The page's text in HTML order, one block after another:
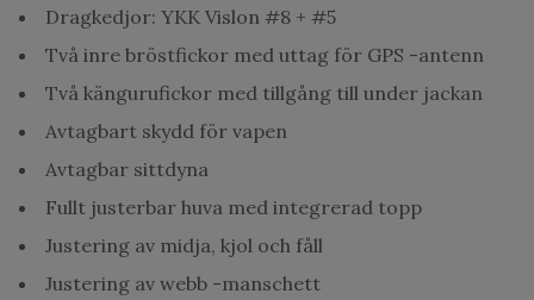
Dragkedjor: YKK Vislon #8 + #5
Två inre bröstfickor med uttag för GPS -antenn
Två kängurufickor med tillgång till under jackan
Avtagbart skydd för vapen
Avtagbar sittdyna
Fullt justerbar huva med integrerad topp
Justering av midja, kjol och fåll
Justering av webb -manschett